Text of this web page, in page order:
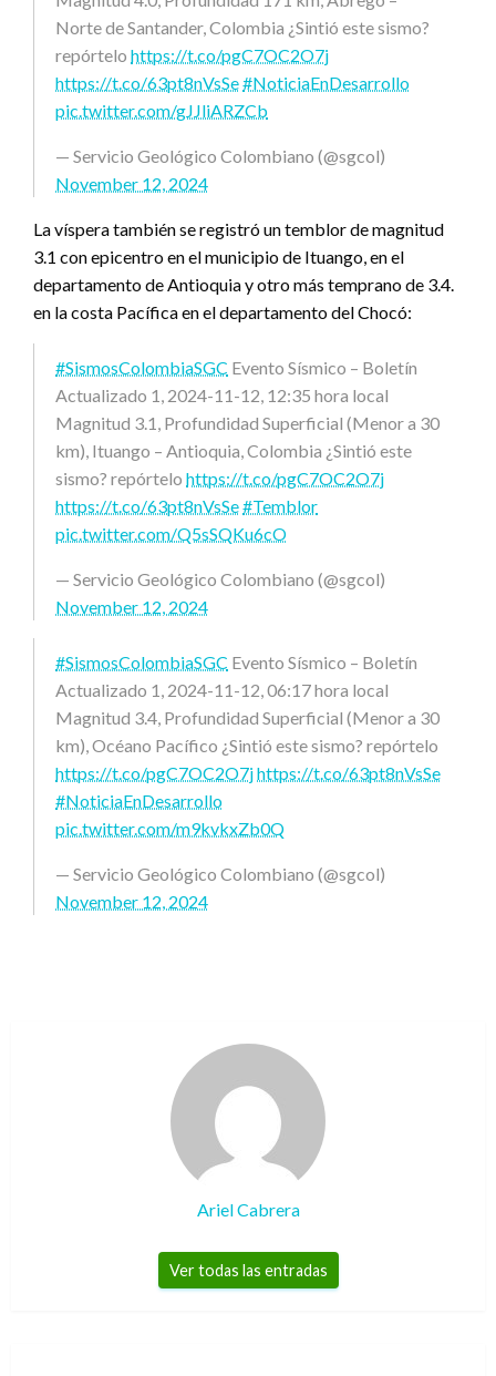
Norte de Santander, Colombia ¿Sintió este sismo?
repórtelo https://t.co/pgC7OC2O7j
https://t.co/63pt8nVsSe#NoticiaEnDesarrollo
pic.twitter.com/gJJliARZCb
— Servicio Geológico Colombiano (@sgcol)
November 12, 2024
La víspera también se registró un temblor de magnitud
3.1 con epicentro en el municipio de Ituango, en el
departamento de Antioquia y otro más temprano de 3.4.
en la costa Pacífica en el departamento del Chocó:
#SismosColombiaSGC Evento Sísmico – Boletín
Actualizado 1, 2024-11-12, 12:35 hora local
Magnitud 3.1, Profundidad Superficial (Menor a 30
km), Ituango – Antioquia, Colombia ¿Sintió este
sismo? repórtelo https://t.co/pgC7OC2O7j
https://t.co/63pt8nVsSe#Temblor
pic.twitter.com/Q5sSQKu6cO
— Servicio Geológico Colombiano (@sgcol)
November 12, 2024
#SismosColombiaSGC Evento Sísmico – Boletín
Actualizado 1, 2024-11-12, 06:17 hora local
Magnitud 3.4, Profundidad Superficial (Menor a 30
km), Océano Pacífico ¿Sintió este sismo? repórtelo
https://t.co/pgC7OC2O7jhttps://t.co/63pt8nVsSe
#NoticiaEnDesarrollo
pic.twitter.com/m9kvkxZb0Q
— Servicio Geológico Colombiano (@sgcol)
November 12, 2024
Ariel Cabrera
Ver todas las entradas